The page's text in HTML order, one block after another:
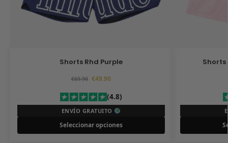
Shorts Rhd Purple
€69.90 €49.90
(4.8)
ENVÍO GRATUITO
Seleccionar opciones
Shorts